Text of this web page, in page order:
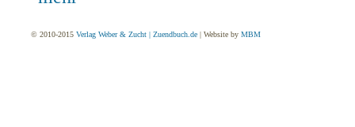
© 2010-2015Verlag Weber & Zucht | Zuendbuch.de | Website byMBM